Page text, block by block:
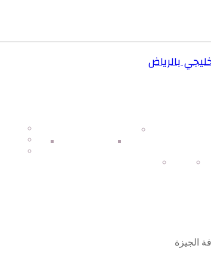
مدارس وجامعات
معاهد
فن
العقارات
الجيزة
بالرياض